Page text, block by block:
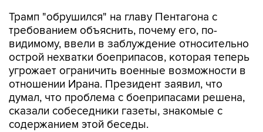
Трамп "обрушился" на главу Пентагона с
требованием объяснить, почему его, по-
видимому, ввели в заблуждение относительно
острой нехватки боеприпасов, которая теперь
угрожает ограничить военные возможности в
отношении Ирана. Президент заявил, что
думал, что проблема с боеприпасами решена,
сказали собеседники газеты, знакомые с
содержанием этой беседы.